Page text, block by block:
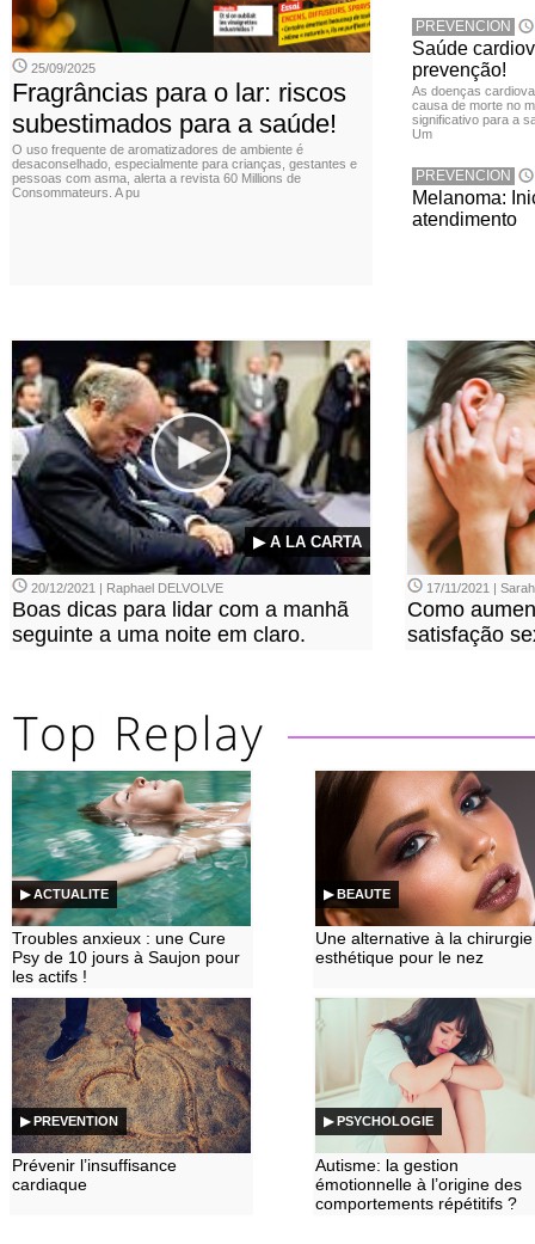
25/09/2025
Fragrâncias para o lar: riscos
subestimados para a saúde!
O uso frequente de aromatizadores de ambiente é
desaconselhado, especialmente para crianças, gestantes e
pessoas com asma, alerta a revista 60 Millions de
Consommateurs. A pu
PREVENCION
Saúde
prevenção!
As doenças
causa de morte no
significativo para a
Um
PREVENCION
Melanoma:
atendimento
▶ A LA CARTA
20/12/2021 | Raphael DELVOLVE
Boas dicas para lidar com a manhã
seguinte a uma noite em claro.
17/11/2021 |
Como
satisfação
▶ ACTUALITE
Troubles anxieux : une Cure
Psy de 10 jours à Saujon pour
les actifs !
▶ BEAUTE
Une alternative à la chirurgie
esthétique pour le nez
▶ PREVENTION
Prévenir l’insuffisance
cardiaque
▶ PSYCHOLOGIE
Autisme: la gestion
émotionnelle à l’origine des
comportements répétitifs ?